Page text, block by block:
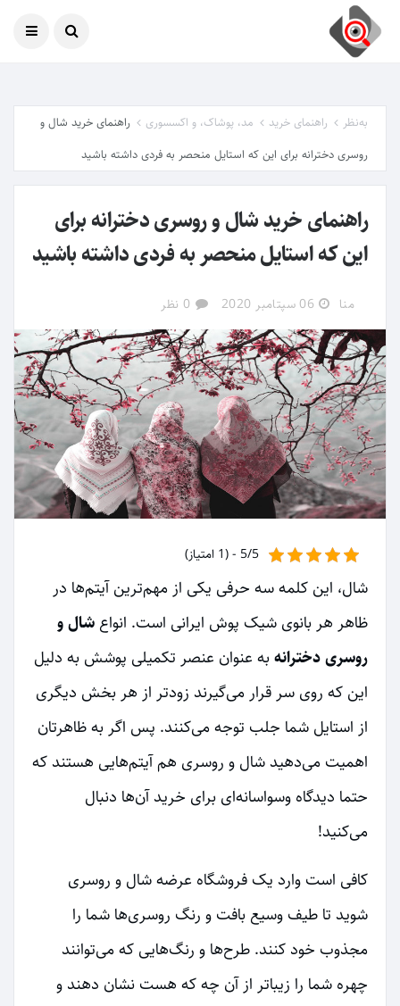
به‌نظر راهنمای خرید مد، پوشاک، و اکسسوری
راهنمای خرید شال و
روسری دخترانه برای این که استایل منحصر به فردی داشته باشید
راهنمای خرید شال و روسری دخترانه برای
این که استایل منحصر به فردی داشته باشید
منا 06 سپتامبر 2020 0 نظر
5/5 - (1 امتیاز)
شال، این کلمه سه حرفی یکی از مهم‌ترین آیتم‌ها در
ظاهر هر بانوی شیک پوش ایرانی است. انواع شال و
روسری دخترانهبه عنوان عنصر تکمیلی پوشش به دلیل
این که روی سر قرار می‌گیرند زودتر از هر بخش دیگری
از استایل شما جلب توجه می‌کنند. پس اگر به ظاهرتان
اهمیت می‌دهید شال و روسری هم آیتم‌هایی هستند که
حتما دیدگاه وسواسانه‌ای برای خرید آن‌ها دنبال
می‌کنید!
کافی است وارد یک فروشگاه عرضه شال و روسری
شوید تا طیف وسیع بافت و رنگ روسری‌ها شما را
مجذوب خود کنند. طرح‌ها و رنگ‌هایی که می‌توانند
چهره شما را زیباتر از آن چه که هست نشان دهند و